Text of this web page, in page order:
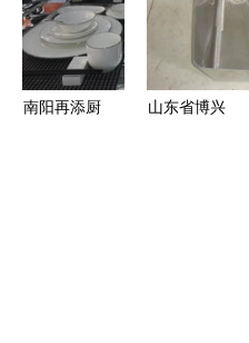
南阳再添厨
山东省博兴